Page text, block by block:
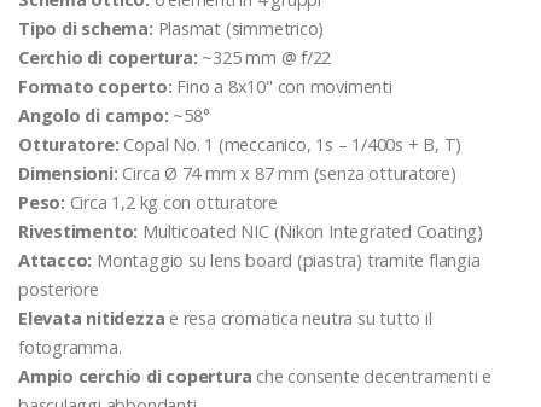
Tipo di schema: Plasmat (simmetrico)
Cerchio di copertura: ~325 mm @ f/22
Formato coperto: Fino a 8x10" con movimenti
Angolo di campo: ~58°
Otturatore: Copal No. 1 (meccanico, 1s – 1/400s + B, T)
Dimensioni: Circa Ø 74 mm x 87 mm (senza otturatore)
Peso: Circa 1,2 kg con otturatore
Rivestimento: Multicoated NIC (Nikon Integrated Coating)
Attacco: Montaggio su lens board (piastra) tramite flangia
posteriore
Elevata nitidezza e resa cromatica neutra su tutto il
fotogramma.
Ampio cerchio di copertura che consente decentramenti e